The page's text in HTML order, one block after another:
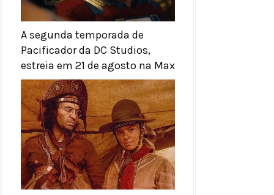
A segunda temporada de
Pacificador da DC Studios,
estreia em 21 de agosto na Max